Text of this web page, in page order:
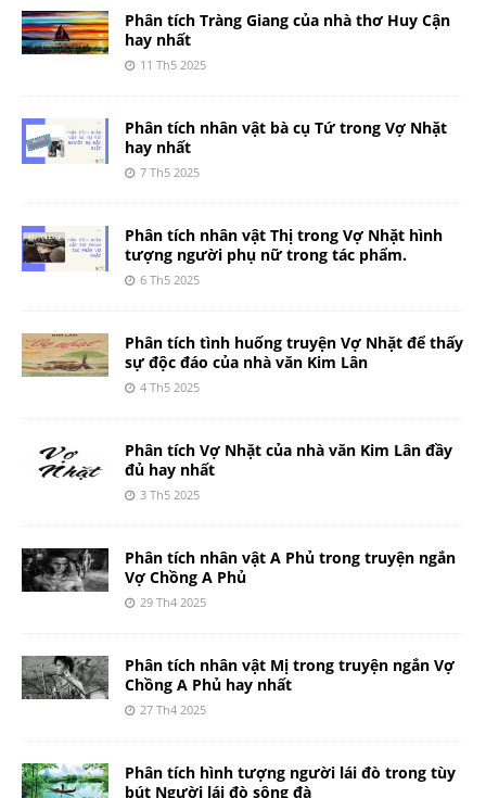
Phân tích Tràng Giang của nhà thơ Huy Cận
hay nhất
11 Th5 2025
Phân tích nhân vật bà cụ Tứ trong Vợ Nhặt
hay nhất
7 Th5 2025
Phân tích nhân vật Thị trong Vợ Nhặt hình
tượng người phụ nữ trong tác phẩm.
6 Th5 2025
Phân tích tình huống truyện Vợ Nhặt để thấy
sự độc đáo của nhà văn Kim Lân
4 Th5 2025
Phân tích Vợ Nhặt của nhà văn Kim Lân đầy
đủ hay nhất
3 Th5 2025
Phân tích nhân vật A Phủ trong truyện ngắn
Vợ Chồng A Phủ
29 Th4 2025
Phân tích nhân vật Mị trong truyện ngắn Vợ
Chồng A Phủ hay nhất
27 Th4 2025
Phân tích hình tượng người lái đò trong tùy
bút Người lái đò sông đà